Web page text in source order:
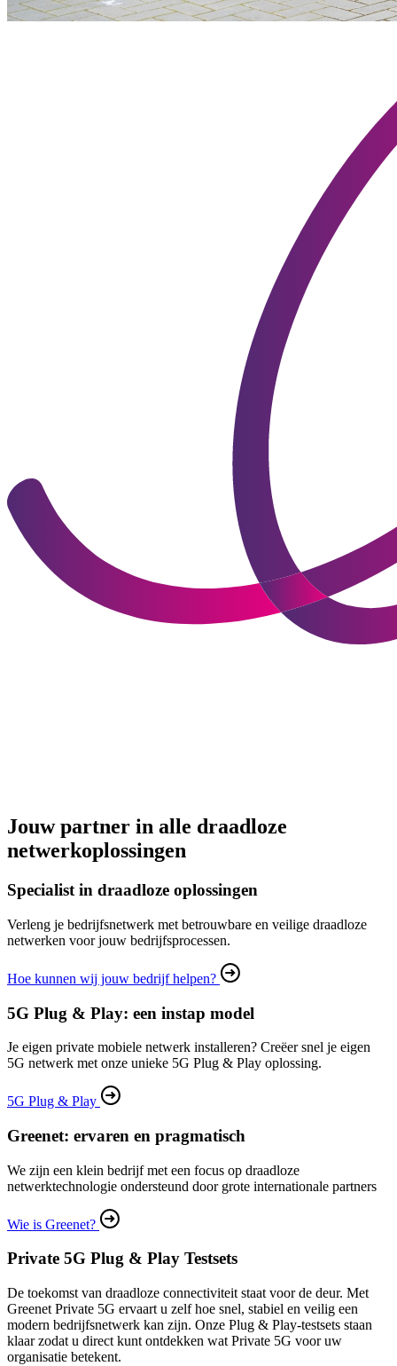
Jouw partner in alle draadloze
netwerkoplossingen
Specialist in draadloze oplossingen
Verleng je bedrijfsnetwerk met betrouwbare en veilige draadloze
netwerken voor jouw bedrijfsprocessen.
Hoe kunnen wij jouw bedrijf helpen?
5G Plug & Play: een instap model
Je eigen private mobiele netwerk installeren? Creëer snel je eigen
5G netwerk met onze unieke 5G Plug & Play oplossing.
5G Plug & Play
Greenet: ervaren en pragmatisch
We zijn een klein bedrijf met een focus op draadloze
netwerktechnologie ondersteund door grote internationale partners
Wie is Greenet?
Private 5G Plug & Play Testsets
De toekomst van draadloze connectiviteit staat voor de deur. Met
Greenet Private 5G ervaart u zelf hoe snel, stabiel en veilig een
modern bedrijfsnetwerk kan zijn. Onze Plug & Play‑testsets staan
klaar zodat u direct kunt ontdekken wat Private 5G voor uw
organisatie betekent.